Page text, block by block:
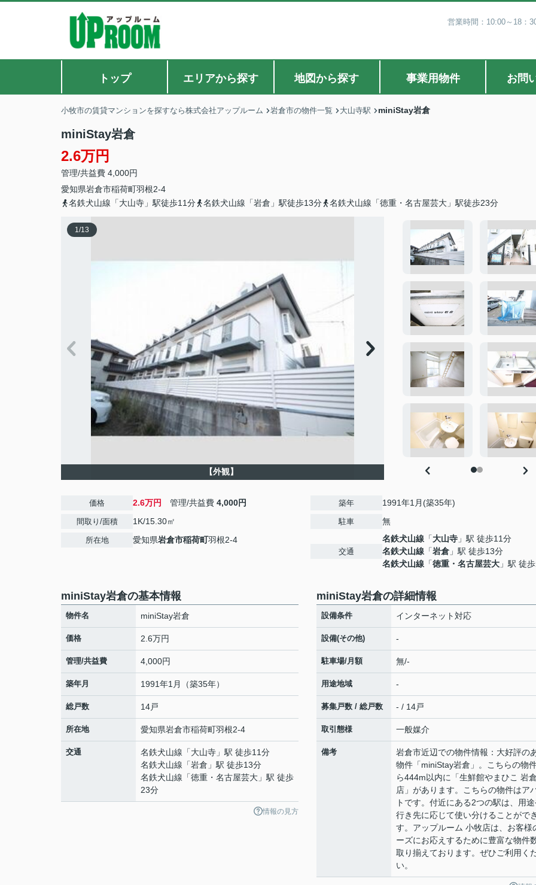
営業時間：10:00～18：
トップ エリアから探す 地図から探す 事業用物件 お問
小牧市の賃貸マンションを探すなら株式会社アップルーム 岩倉市の物件一覧 大山寺駅 miniStay岩倉
miniStay岩倉
2.6万円
管理/共益費 4,000円
愛知県岩倉市稲荷町羽根2-4
名鉄犬山線「大山寺」駅徒歩11分
名鉄犬山線「岩倉」駅徒歩13分 名鉄犬山線「徳重・名古屋芸大」駅徒歩23分
1/13
【外観】
価格 2.6万円 管理/共益費 4,000円
間取り/面積 1K/15.30㎡
所在地 愛知県岩倉市稲荷町羽根2-4
築年 1991年1月(築35年)
駐車 無
交通
名鉄犬山線 「大山寺 」駅 徒歩11分
名鉄犬山線 「岩倉 」駅 徒歩13分
名鉄犬山線 「徳重・名古屋芸大 」駅 徒
miniStay岩倉の基本情報
物件名 miniStay岩倉
価格 2.6万円
管理/共益費 4,000円
築年月 1991年1月（築35年）
総戸数 14戸
所在地 愛知県岩倉市稲荷町羽根2-4
交通 名鉄犬山線 「大山寺 」駅 徒歩11分
名鉄犬山線 「岩倉 」駅 徒歩13分
名鉄犬山線 「徳重・名古屋芸大 」駅 徒歩
23分
情報の見方
miniStay岩倉の詳細情報
設備条件 インターネット対応
設備(その他) -
駐車場/月額 無/-
用途地域 -
募集戸数 / 総戸数 - / 14戸
取引態様 一般媒介
備考
岩倉市近辺での物件情報：大好評の
物件「miniStay岩倉」。こちらの物
ら444m以内に「生鮮館やまひこ 岩
店」があります。こちらの物件はア
トです。付近にある2つの駅は、用
行き先に応じて使い分けることがで
す。アップルーム 小牧店は、お客様
ーズにお応えするために豊富な物件
取り揃えております。ぜひご利用く
い。